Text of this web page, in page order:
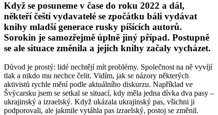
Když se posuneme v čase do roku 2022 a dál,
někteří čeští vydavatelé se zpočátku báli vydávat
knihy mladší generace rusky píšících autorů.
Sorokin je samozřejmě úplně jiný případ. Postupně
se ale situace změnila a jejich knihy začaly vycházet.
Důvod je prostý: lidé nechtějí mít problémy. Společnost na ně vyvíjí
tlak a nikdo mu nechce čelit. Vidím, jak se názory některých
aktivistů rychle mění podle aktuálního diskurzu. Například ve
Švýcarsku jsem se setkal se situací, kdy měla jedna dívka dva pasy –
ukrajinský a izraelský. Když ukázala ukrajinský pas, všichni ji
podporovali, ale jakmile vytáhla pas izraelský, postoj se změnil.